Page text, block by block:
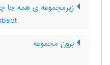
زیرمجموعه ی همه جا
برون مجموعه